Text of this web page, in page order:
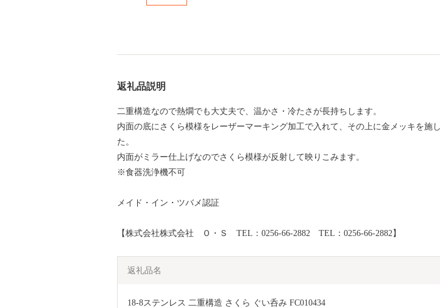
返礼品説明
二重構造なので熱燗でも大丈夫で、温かさ・冷たさが長持ちします。
内面の底にさくら模様をレーザーマーキング加工で入れて、その上に金メッキを施
た。
内面がミラー仕上げなのでさくら模様が反射して映りこみます。
※食器洗浄機不可
メイド・イン・ツバメ認証
【株式会社株式会社 Ｏ・Ｓ TEL：0256-66-2882 TEL：0256-66-2882】
返礼品名
18-8ステンレス 二重構造 さくら ぐい呑み FC010434